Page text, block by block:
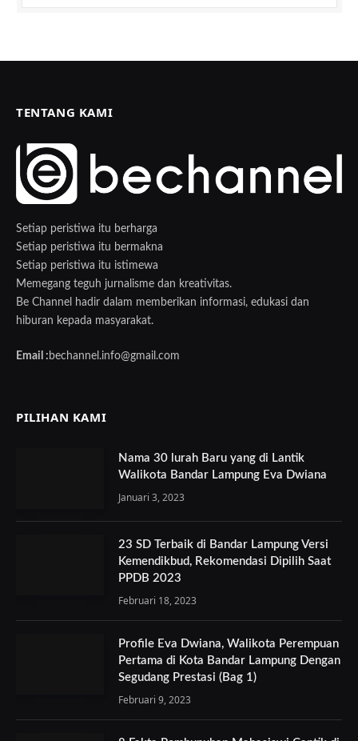
TENTANG KAMI
Setiap peristiwa itu berharga
Setiap peristiwa itu bermakna
Setiap peristiwa itu istimewa
Memegang teguh jurnalisme dan kreativitas.
Be Channel hadir dalam memberikan informasi, edukasi dan
hiburan kepada masyarakat.
Email : bechannel.info@gmail.com
PILIHAN KAMI
Nama 30 lurah Baru yang di Lantik
Walikota Bandar Lampung Eva Dwiana
Januari 3, 2023
23 SD Terbaik di Bandar Lampung Versi
Kemendikbud, Rekomendasi Dipilih Saat
PPDB 2023
Februari 18, 2023
Profile Eva Dwiana, Walikota Perempuan
Pertama di Kota Bandar Lampung Dengan
Segudang Prestasi (Bag 1)
Februari 9, 2023